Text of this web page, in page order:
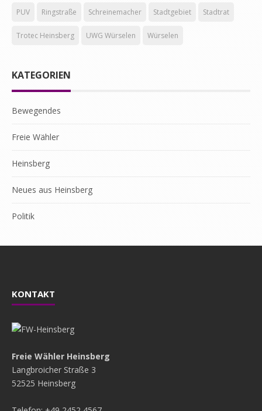
PUV Ringstraße Schreinemacher Stadtgebiet Stadtrat
Trotec Heinsberg UWG Würselen Würselen
KATEGORIEN
Bewegendes
Freie Wähler
Heinsberg
Neues aus Heinsberg
Politik
KONTAKT
Freie Wähler Heinsberg
Langbroicher Straße 3
52525 Heinsberg